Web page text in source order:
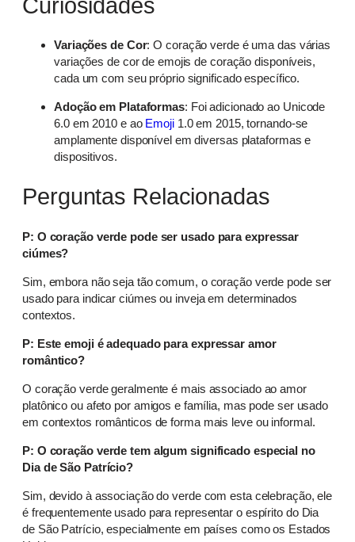
Curiosidades
Variações de Cor: O coração verde é uma das várias
variações de cor de emojis de coração disponíveis,
cada um com seu próprio significado específico.
Adoção em Plataformas: Foi adicionado ao Unicode
6.0 em 2010 e ao Emoji1.0 em 2015, tornando-se
amplamente disponível em diversas plataformas e
dispositivos.
Perguntas Relacionadas
P: O coração verde pode ser usado para expressar
ciúmes?
Sim, embora não seja tão comum, o coração verde pode ser
usado para indicar ciúmes ou inveja em determinados
contextos.
P: Este emoji é adequado para expressar amor
romântico?
O coração verde geralmente é mais associado ao amor
platônico ou afeto por amigos e família, mas pode ser usado
em contextos românticos de forma mais leve ou informal.
P: O coração verde tem algum significado especial no
Dia de São Patrício?
Sim, devido à associação do verde com esta celebração, ele
é frequentemente usado para representar o espírito do Dia
de São Patrício, especialmente em países como os Estados